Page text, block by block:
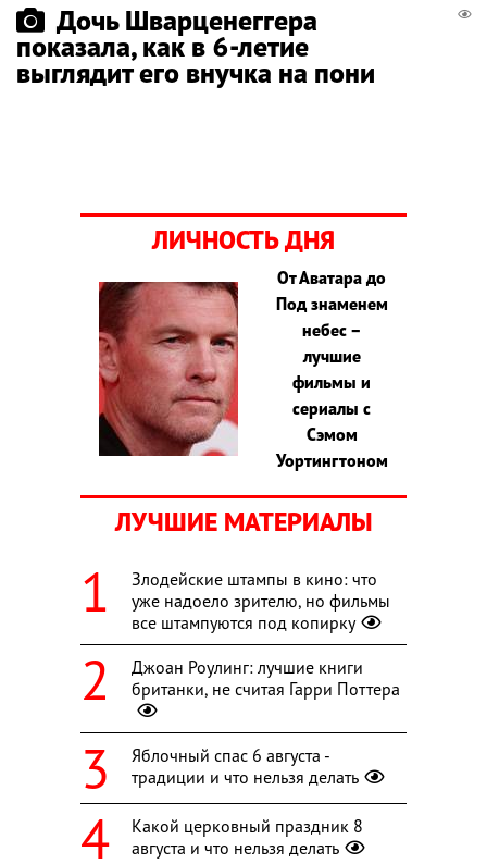
Дочь Шварценеггера
показала, как в 6-летие
выглядит его внучка на пони
ЛИЧНОСТЬ ДНЯ
От Аватара до
Под знаменем
небес –
лучшие
фильмы и
сериалы с
Сэмом
Уортингтоном
ЛУЧШИЕ МАТЕРИАЛЫ
Злодейские штампы в кино: что
уже надоело зрителю, но фильмы
все штампуются под копирку
Джоан Роулинг: лучшие книги
британки, не считая Гарри Поттера
Яблочный спас 6 августа -
традиции и что нельзя делать
Какой церковный праздник 8
августа и что нельзя делать